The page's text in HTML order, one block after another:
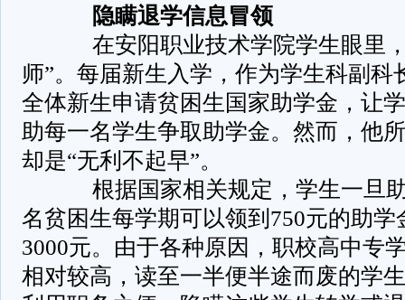
隐瞒退学信息冒领
在安阳职业技术学院学生眼里，
师”。每届新生入学，作为学生科副科
全体新生申请贫困生国家助学金，让
助每一名学生争取助学金。然而，他
却是“无利不起早”。
根据国家相关规定，学生一旦助
名贫困生每学期可以领到750元的助学
3000元。由于各种原因，职校高中专
相对较高，读至一半便半途而废的学